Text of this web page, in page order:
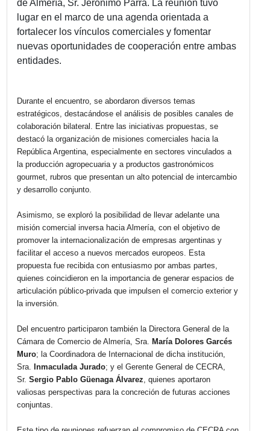
El pasado 19 de septiembre se llevó a cabo un
encuentro institucional de gran relevancia
Presidente de la Cámara Española de
de Almería, Sr. Jerónimo Parra. La reunión tuvo
lugar en el marco de una agenda orientada a
fortalecer los vínculos comerciales y fomentar
nuevas oportunidades de cooperación entre
entidades.
Durante el encuentro, se abordaron diversos temas
estratégicos, destacándose el análisis de posibles
colaboración bilateral. Entre las iniciativas propuestas, se
destacó la organización de misiones comerciales hacia la
República Argentina, especialmente en sectores
la producción agropecuaria y a productos gastronómicos
y desarrollo conjunto.
Asimismo, se exploró la posibilidad de llevar adelante
misión comercial inversa hacia Almería, con el objetivo
promover la internacionalización de empresas argentinas